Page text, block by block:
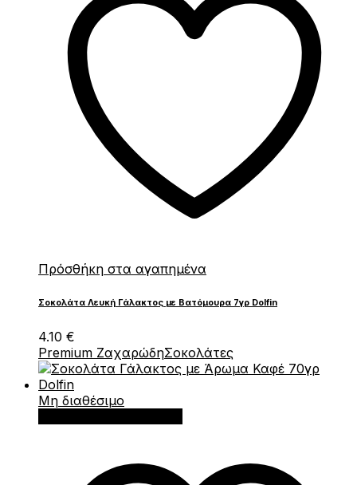
Πρόσθήκη στα αγαπημένα
Σοκολάτα Λευκή Γάλακτος με Βατόμουρα 7γρ Dolfin
4.10 €
Premium ΖαχαρώδηΣοκολάτες
Μη διαθέσιμο